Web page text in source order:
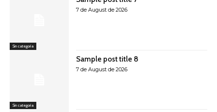
Sin categoría
7 de August de 2026
Sin categoría
Sample post title 8
7 de August de 2026